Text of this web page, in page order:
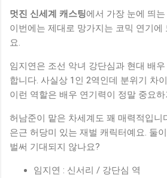
멋진 신세계 캐스팅에서 가장 눈에 띄
이번에는 제대로 망가지는 코믹 연기에
요.
임지연은 조선 악녀 강단심과 현대 배
합니다. 사실상 1인 2역인데 분위기 차
이런 역할은 배우 연기력이 정말 중요하
허남준이 맡은 차세계도 꽤 매력적입니
은근 허당미 있는 재벌 캐릭터예요. 둘
벌써 기대되지 않나요?
임지연 : 신서리 / 강단심 역